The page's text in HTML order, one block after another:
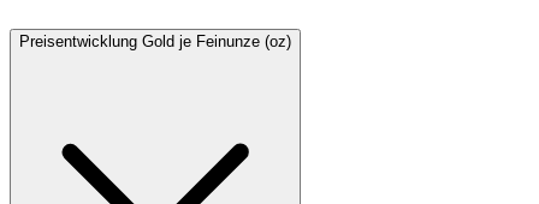
Preisentwicklung Gold je Feinunze (oz)